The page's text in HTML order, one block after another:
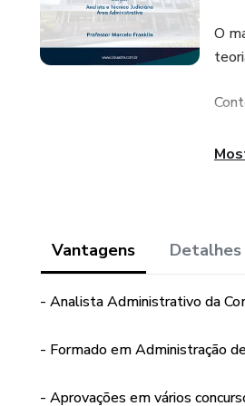
O
Vantagens Detalhes
- Analista Administrativo da
- Formado em Administração
- Aprovações em vários